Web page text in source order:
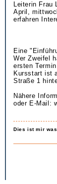
Leiterin Frau
April,
erfahren
Eine
Wer Zweifel
ersten
Kursstart ist
Straße 1
Nähere
oder E-Mail:
Dies ist mir